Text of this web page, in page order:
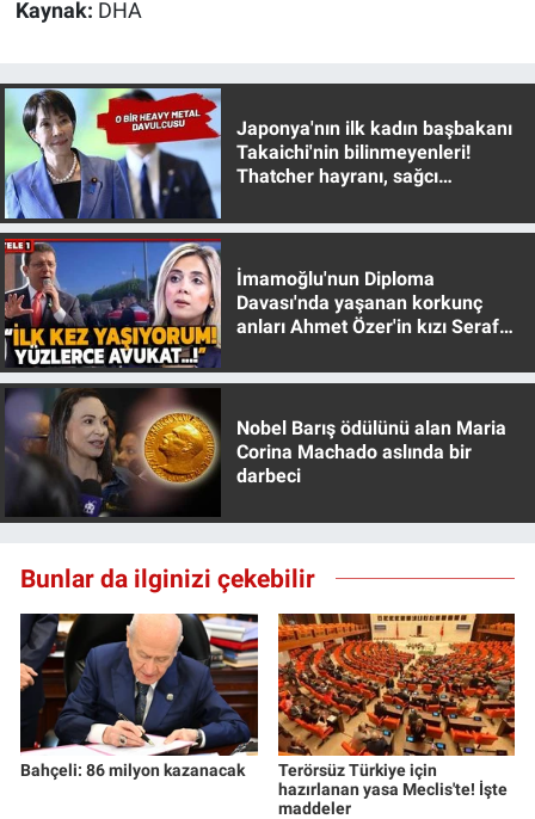
Kaynak: DHA
Japonya'nın ilk kadın başbakanı
Takaichi'nin bilinmeyenleri!
Thatcher hayranı, sağcı
İmamoğlu'nun Diploma
Davası'nda yaşanan korkunç
anları Ahmet Özer'in kızı Seraf
Nobel Barış ödülünü alan Maria
Corina Machado aslında bir
darbeci
Bunlar da ilginizi çekebilir
Bahçeli: 86 milyon kazanacak
Terörsüz Türkiye için
hazırlanan yasa Meclis'te! İşte
maddeler